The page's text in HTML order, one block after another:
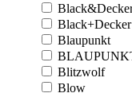
Black+Decker
Blaupunkt
Blitzwolf
Blow